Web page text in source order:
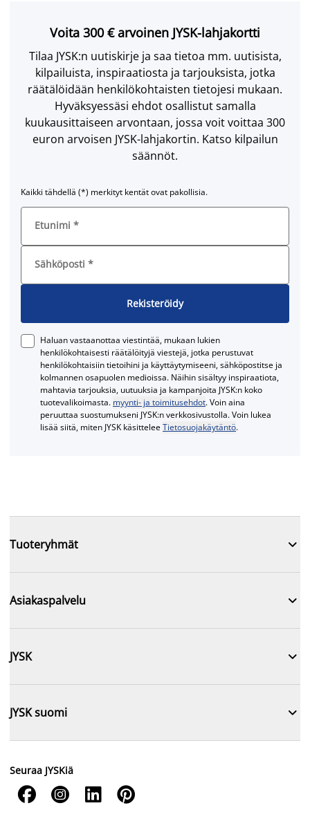
Voita 300 € arvoinen JYSK-lahjakortti
Tilaa JYSK:n uutiskirje ja saa tietoa mm. uutisista,
kilpailuista, inspiraatiosta ja tarjouksista, jotka
räätälöidään henkilökohtaisten tietojesi mukaan.
Hyväksyessäsi ehdot osallistut samalla
kuukausittaiseen arvontaan, jossa voit voittaa 300
euron arvoisen JYSK-lahjakortin. Katso kilpailun
säännöt.
Kaikki tähdellä (*) merkityt kentät ovat pakollisia.
Etunimi *
Sähköposti *
Rekisteröidy
Haluan vastaanottaa viestintää, mukaan lukien
henkilökohtaisesti räätälöityjä viestejä, jotka perustuvat
henkilökohtaisiin tietoihini ja käyttäytymiseeni, sähköpostitse ja
kolmannen osapuolen medioissa. Näihin sisältyy inspiraatiota,
mahtavia tarjouksia, uutuuksia ja kampanjoita JYSK:n koko
tuotevalikoimasta. myynti- ja toimitusehdot. Voin aina
peruuttaa suostumukseni JYSK:n verkkosivustolla. Voin lukea
lisää siitä, miten JYSK käsitteleeTietosuojakäytäntö.
Tuoteryhmät 
Asiakaspalvelu 
JYSK 
JYSK suomi 
Seuraa JYSKiä
   